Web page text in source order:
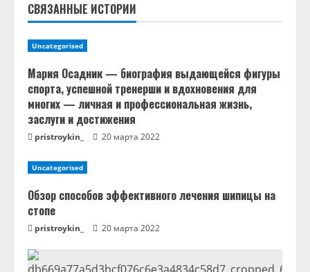
ч
т
е
н
и
е
СВЯЗАННЫЕ ИСТОРИИ
Uncategorised
Мария Осадник — биография выдающейся фигуры
спорта, успешной тренерши и вдохновения для
многих — личная и профессиональная жизнь,
заслуги и достижения
pristroykin_ 20 марта 2022
Uncategorised
Обзор способов эффективного лечения шипицы на
стопе
pristroykin_ 20 марта 2022